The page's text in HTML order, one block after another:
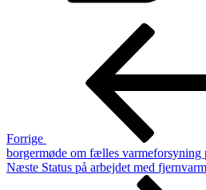
Indlægsnavigation
Forrige
borgermøde om fælles varmeforsyning
Næste
Næste Status på arbejdet med